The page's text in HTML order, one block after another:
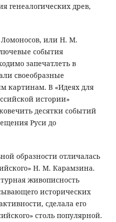
генеалогических древ,
или Н. М.
события
запечатлеть в
своеобразные
картинам. В «Идеях для
истории»
десятки событий
Руси до
образности отличалась
Н. М. Карамзина.
живописность
исторических
сделала его
столь популярной.